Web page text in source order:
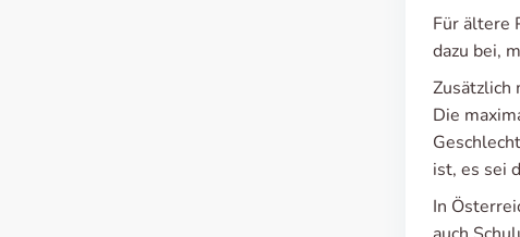
Für ältere
dazu bei,
Zusätzlich
Die
ist, es sei
In